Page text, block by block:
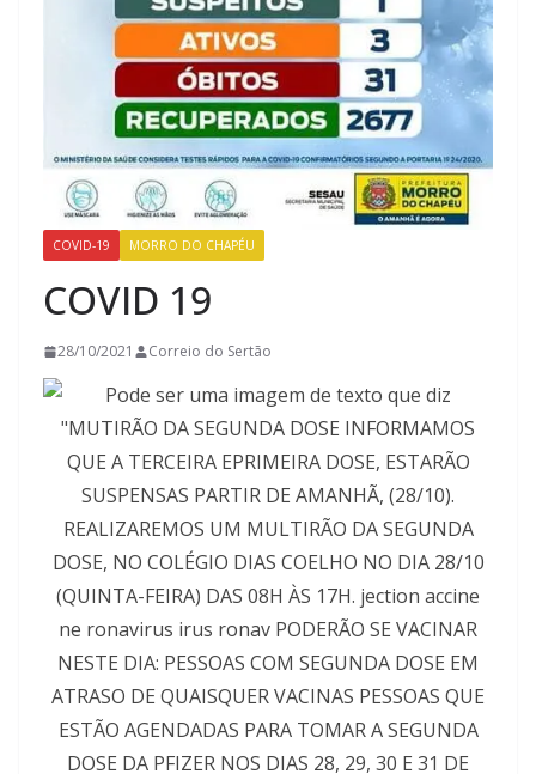
COVID-19 MORRO DO CHAPÉU
COVID 19
28/10/2021 Correio do Sertão